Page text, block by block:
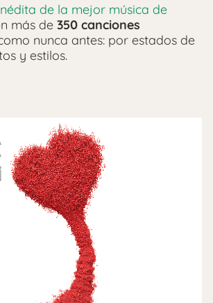
de la mejor música de
más de 350 canciones
nunca antes: por estados de
y estilos.